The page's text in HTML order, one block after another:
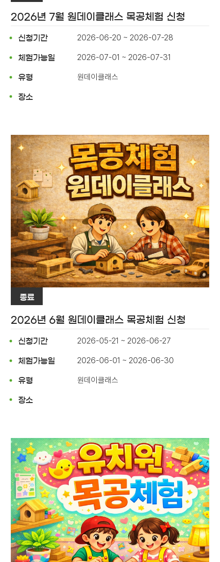
2026년 7월 원데이클래스 목공체험 신청
신청기간 2026-06-20 ~ 2026-07-28
체험가능일 2026-07-01 ~ 2026-07-31
유형 원데이클래스
장소
종료
2026년 6월 원데이클래스 목공체험 신청
신청기간 2026-05-21 ~ 2026-06-27
체험가능일 2026-06-01 ~ 2026-06-30
유형 원데이클래스
장소